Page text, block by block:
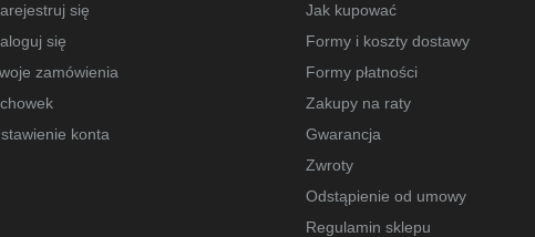
się
się
zamówienia
konta
Jak kupować
Formy i koszty dostawy
Formy płatności
Zakupy na raty
Gwarancja
Zwroty
Odstąpienie od umowy
Regulamin sklepu